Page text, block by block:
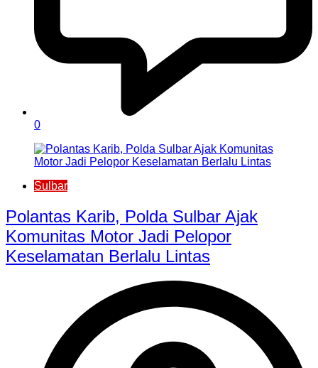
0
Sulbar
Polantas Karib, Polda Sulbar Ajak
Komunitas Motor Jadi Pelopor
Keselamatan Berlalu Lintas